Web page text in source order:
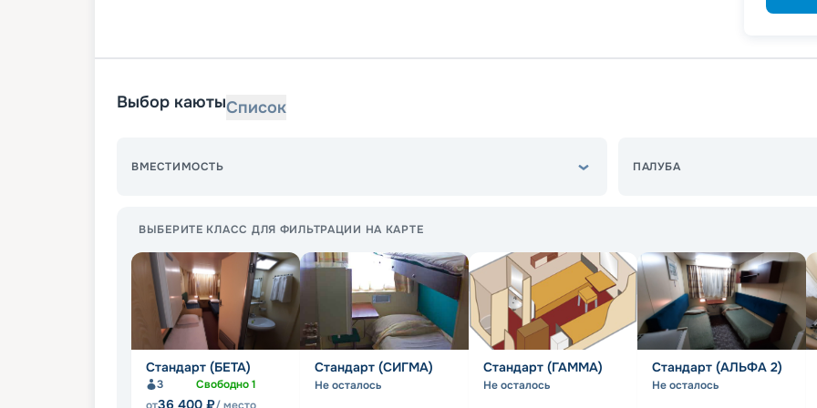
Выбор каютыСписок
ВМЕСТИМОСТЬ ПАЛУБА
ВЫБЕРИТЕ КЛАСС ДЛЯ ФИЛЬТРАЦИИ НА КАРТЕ
Стандарт (БЕТА)
3 Свободно1
36 400 ₽
Стандарт (СИГМА)
Не осталось
Стандарт (ГАММА)
Не осталось
Стандарт (АЛЬФА 2)
Не осталось